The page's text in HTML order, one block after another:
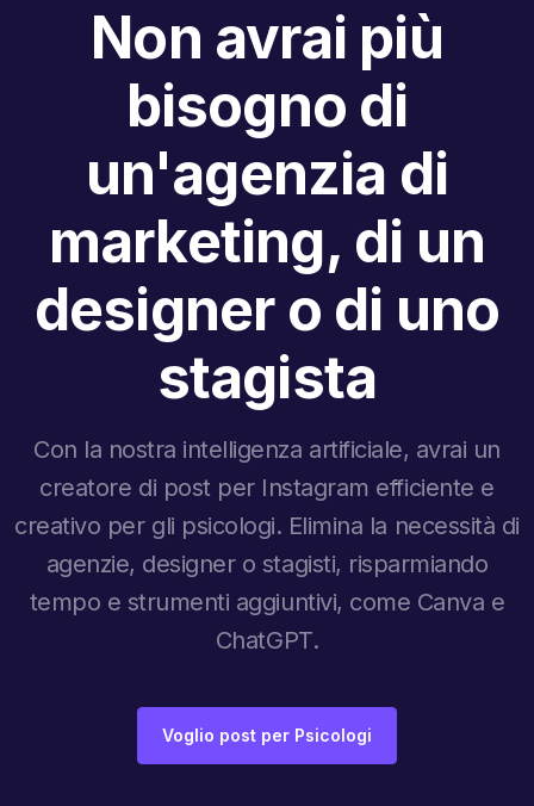
Non avrai più
bisogno di
un'agenzia di
marketing, di un
designer o di uno
stagista
Con la nostra intelligenza artificiale, avrai un
creatore di post per Instagram efficiente e
creativo per gli psicologi. Elimina la necessità di
agenzie, designer o stagisti, risparmiando
tempo e strumenti aggiuntivi, come Canva e
ChatGPT.
Voglio post per Psicologi